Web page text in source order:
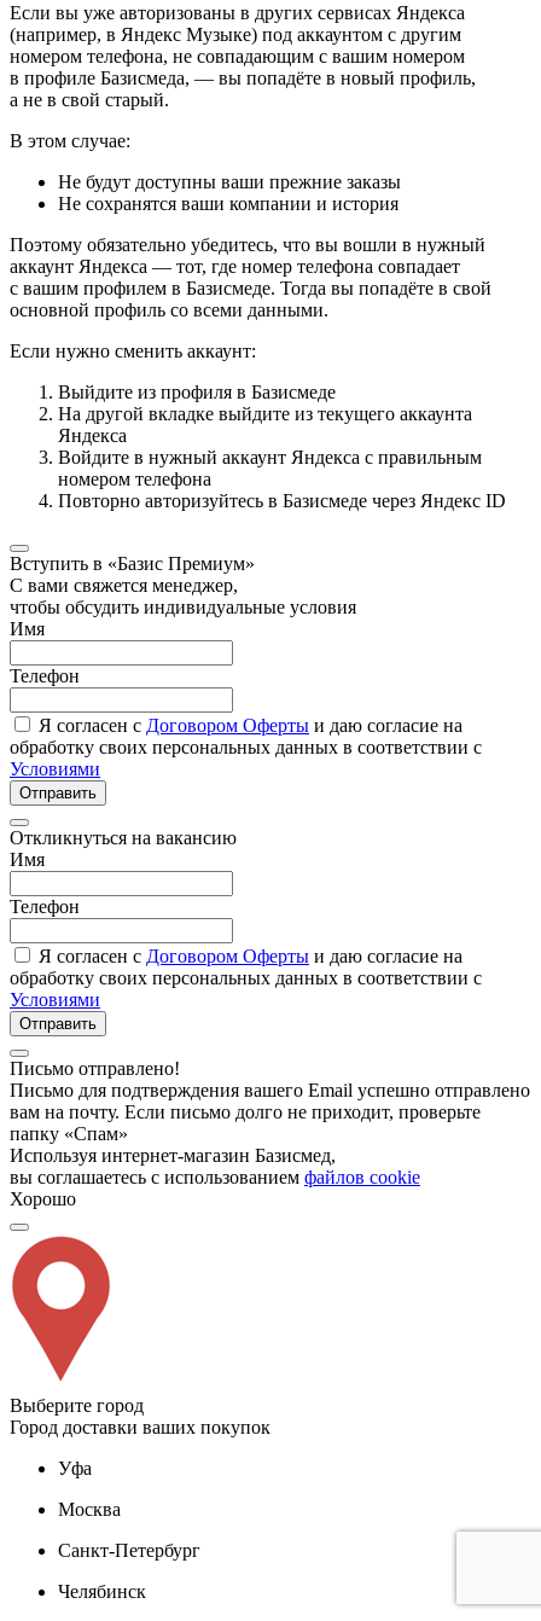
Если вы уже авторизованы в других сервисах Яндекса
(например, в Яндекс Музыке) под аккаунтом с другим
номером телефона, не совпадающим с вашим номером
в профиле Базисмеда, — вы попадёте в новый профиль,
а не в свой старый.
В этом случае:
Не будут доступны ваши прежние заказы
Не сохранятся ваши компании и история
Поэтому обязательно убедитесь, что вы вошли в нужный
аккаунт Яндекса — тот, где номер телефона совпадает
с вашим профилем в Базисмеде. Тогда вы попадёте в свой
основной профиль со всеми данными.
Если нужно сменить аккаунт:
Выйдите из профиля в Базисмеде
На другой вкладке выйдите из текущего аккаунта
Яндекса
Войдите в нужный аккаунт Яндекса с правильным
номером телефона
Повторно авторизуйтесь в Базисмеде через Яндекс ID
Вступить в «Базис Премиум»
С вами свяжется менеджер,
чтобы обсудить индивидуальные условия
Имя
Телефон
Я согласен с Договором Оферты и даю согласие на
обработку своих персональных данных в соответствии с
Условиями
Отправить
Откликнуться на вакансию
Имя
Телефон
Я согласен с Договором Оферты и даю согласие на
обработку своих персональных данных в соответствии с
Условиями
Отправить
Письмо отправлено!
Письмо для подтверждения вашего Email успешно отправлено
вам на почту. Если письмо долго не приходит, проверьте
папку «Спам»
Используя интернет-магазин Базисмед,
вы соглашаетесь с использованием файлов cookie
Хорошо
Выберите город
Город доставки ваших покупок
Уфа
Москва
Санкт-Петербург
Челябинск